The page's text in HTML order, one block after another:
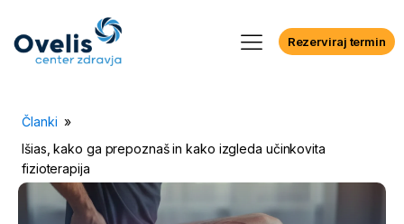
Rezerviraj termin
Članki »
Išias, kako ga prepoznaš in kako izgleda učinkovita
fizioterapija